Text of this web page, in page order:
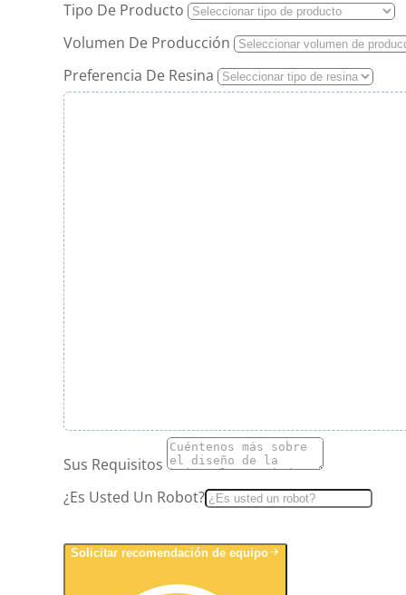
Tipo De Producto
Volumen De Producción
Preferencia De Resina
Sus Requisitos
¿Es Usted Un Robot?
Solicitar recomendación de equipo